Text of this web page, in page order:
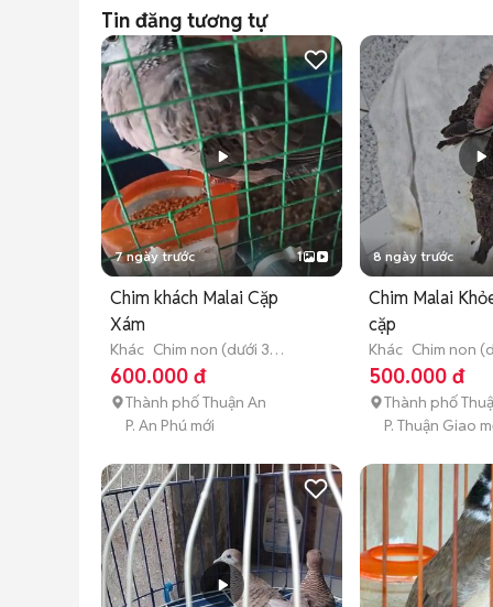
Tin đăng tương tự
7 ngày trước 1
Chim khách Malai Cặp
Xám
Khác Chim non (dưới 3
tháng tuổi)
600.000 đ
Thành phố Thuận An
P. An Phú mới
8 ngày trước
Chim Malai
cặp
Khác Chim non
tháng tuổi)
500.000 đ
Thành phố
P. Thuận Giao